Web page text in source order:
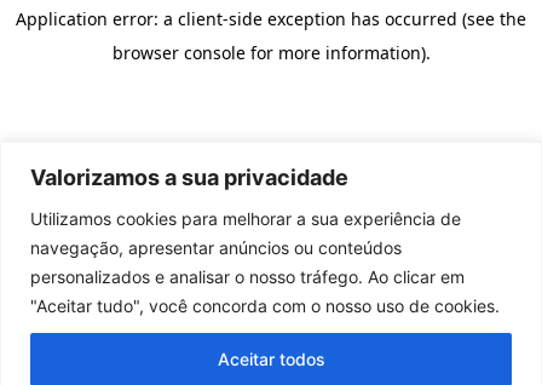
Valorizamos a sua privacidade
Utilizamos cookies para melhorar a sua experiência de
navegação, apresentar anúncios ou conteúdos
personalizados e analisar o nosso tráfego. Ao clicar em
"Aceitar tudo", você concorda com o nosso uso de cookies.
Aceitar todos